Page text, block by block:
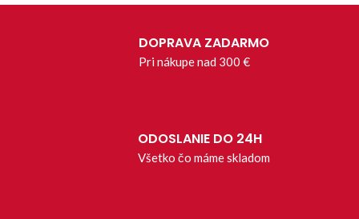
DOPRAVA ZADARMO
Pri nákupe nad 300 €
ODOSLANIE DO 24H
Všetko čo máme skladom